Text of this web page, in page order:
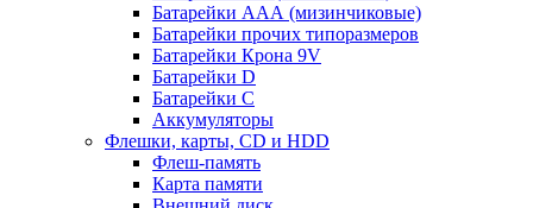
Батарейки ААА (мизинчиковые)
Батарейки прочих типоразмеров
Батарейки Крона 9V
Батарейки D
Батарейки С
Аккумуляторы
Флешки, карты, CD и HDD
Флеш-память
Карта памяти